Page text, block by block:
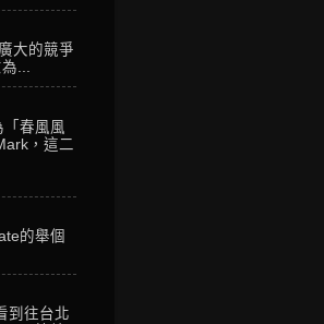
大的競爭
...
春風風
，這二
的舉個
到往台北